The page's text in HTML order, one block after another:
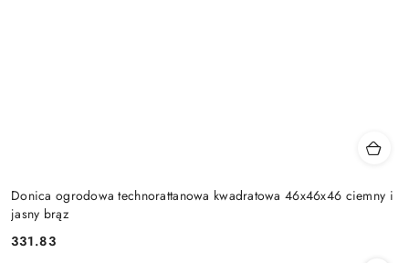
Donica ogrodowa technorattanowa kwadratowa 46x46x46 ciemny i
jasny brąz
Cena:
331.83